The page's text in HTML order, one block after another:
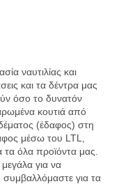
ναυτιλίας και
και τα δέντρα μας
όσο το δυνατόν
κουτιά από
(έδαφος) στη
μέσω του LTL,
όλα προϊόντα μας.
για να
για τα